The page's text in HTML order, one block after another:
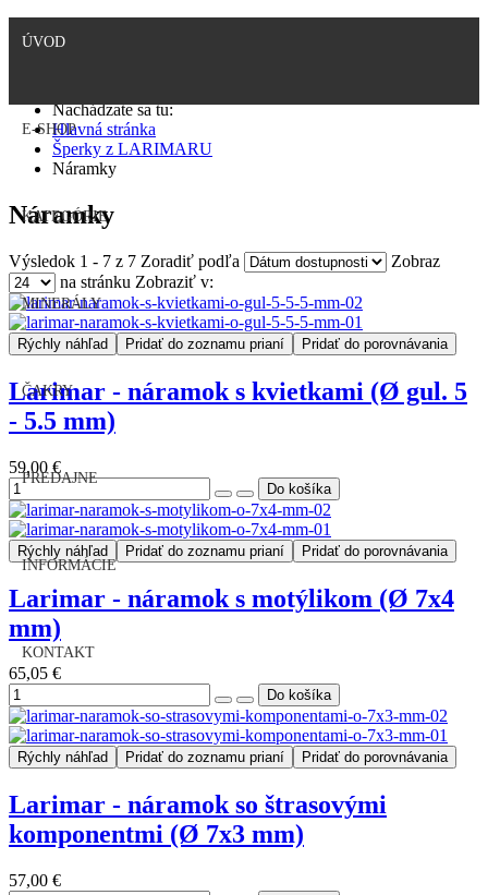
ÚVOD
E-SHOP
KATEGÓRIE
MINERÁLY
ČAKRY
PREDAJNE
INFORMÁCIE
KONTAKT
Nachádzate sa tu:
Hlavná stránka
Šperky z LARIMARU
Náramky
Náramky
Výsledok 1 - 7 z 7 Zoradiť podľa
Zobraz
na stránku Zobraziť v:
Rýchly náhľad Pridať do zoznamu prianí Pridať do porovnávania
Larimar - náramok s kvietkami (Ø gul. 5
- 5.5 mm)
59,00 €
Rýchly náhľad Pridať do zoznamu prianí Pridať do porovnávania
Larimar - náramok s motýlikom (Ø 7x4
mm)
65,05 €
Rýchly náhľad Pridať do zoznamu prianí Pridať do porovnávania
Larimar - náramok so štrasovými
komponentmi (Ø 7x3 mm)
57,00 €